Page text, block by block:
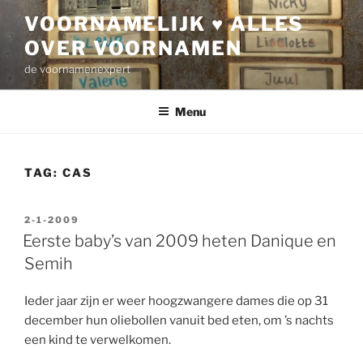
inhoud
VOORNAMELIJK ♥ ALLES
OVER VOORNAMEN
de voornamenexpert
Menu
TAG: CAS
GEPLAATST
OP
2-1-2009
Eerste baby’s van 2009 heten Danique en
Semih
Ieder jaar zijn er weer hoogzwangere dames die op 31
december hun oliebollen vanuit bed eten, om ’s nachts
een kind te verwelkomen.